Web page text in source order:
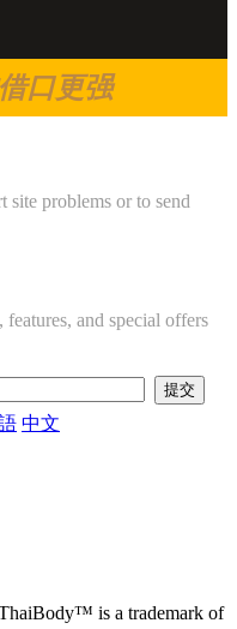
口更强
site problems or to send
and special offers
中文
is a trademark of